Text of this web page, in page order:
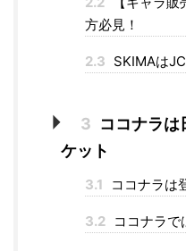
方必見！
2.3 SKIMAは
3 ココナラは
ケット
3.1 ココナラは
3.2 ココナラで